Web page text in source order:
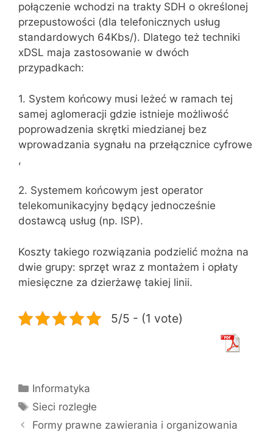
połączenie wchodzi na trakty SDH o określonej
przepustowości (dla telefonicznych usług
standardowych 64Kbs/). Dlatego też techniki
xDSL maja zastosowanie w dwóch
przypadkach:
1. System końcowy musi leżeć w ramach tej
samej aglomeracji gdzie istnieje możliwość
poprowadzenia skrętki miedzianej bez
wprowadzania sygnału na przełącznice cyfrowe
,
2. Systemem końcowym jest operator
telekomunikacyjny będący jednocześnie
dostawcą usług (np. ISP).
Koszty takiego rozwiązania podzielić można na
dwie grupy: sprzęt wraz z montażem i opłaty
miesięczne za dzierżawę takiej linii.
5/5 - (1 vote)
Kategorie
Informatyka
Tagi
Sieci rozległe
Formy prawne zawierania i organizowania